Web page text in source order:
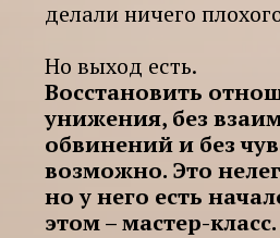
делали ничего
Но выход есть.
Восстановить
унижения, без
обвинений и без
возможно. Это
но у него есть
этом – мастер-класс.